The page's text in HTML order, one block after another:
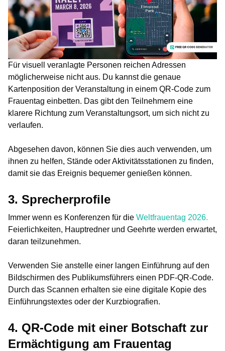
Für visuell veranlagte Personen reichen Adressen
möglicherweise nicht aus. Du kannst die genaue
Kartenposition der Veranstaltung in einem QR-Code zum
Frauentag einbetten. Das gibt den Teilnehmern eine
klarere Richtung zum Veranstaltungsort, um sich nicht zu
verlaufen.
Abgesehen davon, können Sie dies auch verwenden, um
ihnen zu helfen, Stände oder Aktivitätsstationen zu finden,
damit sie das Ereignis bequemer genießen können.
3. Sprecherprofile
Immer wenn es Konferenzen für die Weltfrauentag 2026.
Feierlichkeiten, Hauptredner und Geehrte werden erwartet,
daran teilzunehmen.
Verwenden Sie anstelle einer langen Einführung auf den
Bildschirmen des Publikumsführers einen PDF-QR-Code.
Durch das Scannen erhalten sie eine digitale Kopie des
Einführungstextes oder der Kurzbiografien.
4. QR-Code mit einer Botschaft zur
Ermächtigung am Frauentag